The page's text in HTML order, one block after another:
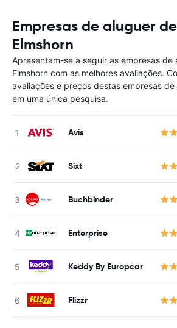
Empresas de aluguer
Elmshorn
Apresentam-se a seguir as empresas de
Elmshorn com as melhores avaliações.
avaliações e preços destas empresas
em uma única pesquisa.
Avis
Sixt
Buchbinder
Enterprise
Keddy By Europcar
Flizzr